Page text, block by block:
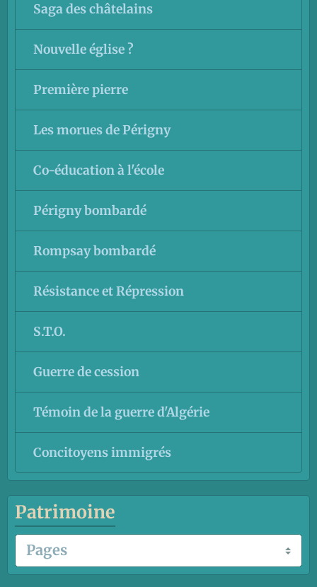
Saga des châtelains
Nouvelle église ?
Première pierre
Les morues de Périgny
Co-éducation à l'école
Périgny bombardé
Rompsay bombardé
Résistance et Répression
S.T.O.
Guerre de cession
Témoin de la guerre d'Algérie
Concitoyens immigrés
Patrimoine